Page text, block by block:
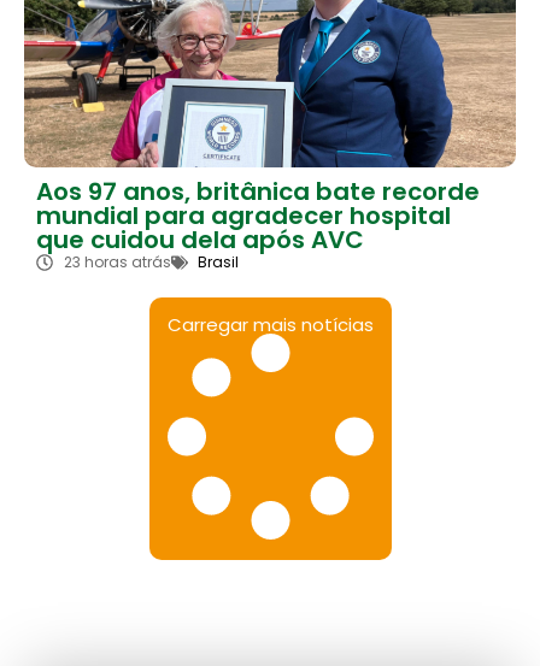
Aos 97 anos, britânica bate recorde
mundial para agradecer hospital
que cuidou dela após AVC
23 horas atrás Brasil
Carregar mais notícias